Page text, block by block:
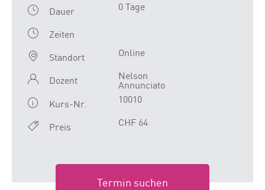
Dauer
0 Tage
Zeiten
Standort
Online
Dozent
Nelson
Annunciato
Kurs-Nr.
10010
Preis
CHF 64
Termin suchen